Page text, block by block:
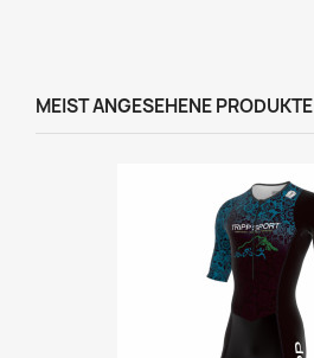
MEIST ANGESEHENE PRODUKTE